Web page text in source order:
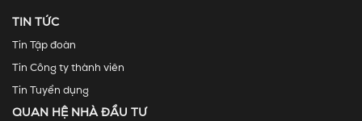
TIN TỨC
Tin Tập đoàn
Tin Công ty thành viên
Tin Tuyển dụng
QUAN HỆ NHÀ ĐẦU TƯ